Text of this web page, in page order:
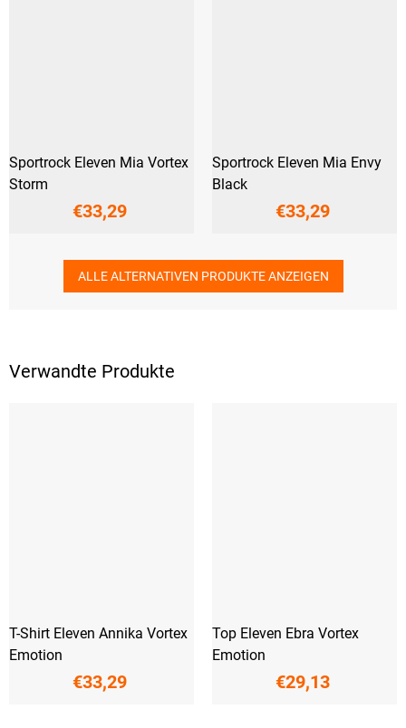
Verwandte Produkte
T-Shirt Eleven Annika Vortex
Emotion
€33,29
Top Eleven Ebra Vortex
Emotion
€29,13
Sportrock Eleven Mia Vortex
Storm
€33,29
Sportrock Eleven Mia Envy
Black
€33,29
ALLE ALTERNATIVEN PRODUKTE ANZEIGEN